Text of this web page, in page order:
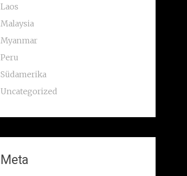
Laos
Malaysia
Myanmar
Peru
Südamerika
Uncategorized
Meta